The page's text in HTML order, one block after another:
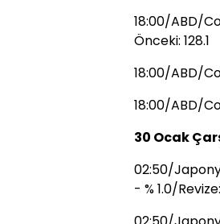
18:00/ABD/
Önceki: 128.1
18:00/ABD/
18:00/ABD/
30 Ocak
02:50/
- % 1.0/Revize: